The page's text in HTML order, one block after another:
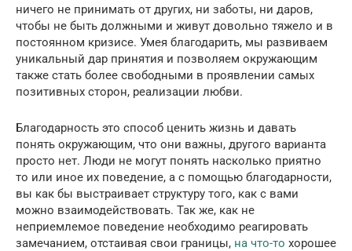
ничего не принимать от других, ни заботы, ни даров,
чтобы не быть должными и живут довольно тяжело и в
постоянном кризисе. Умея благодарить, мы развиваем
уникальный дар принятия и позволяем окружающим
также стать более свободными в проявлении самых
позитивных сторон, реализации любви.
Благодарность это способ ценить жизнь и давать
понять окружающим, что они важны, другого варианта
просто нет. Люди не могут понять насколько приятно
то или иное их поведение, а с помощью благодарности,
вы как бы выстраивает структуру того, как с вами
можно взаимодействовать. Так же, как не
неприемлемое поведение необходимо реагировать
замечанием, отстаивая свои границы, на что-то хорошее